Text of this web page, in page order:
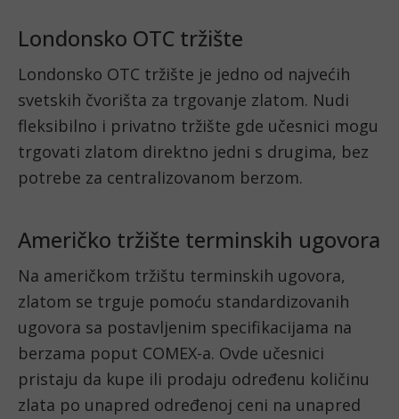
Londonsko OTC tržište
Londonsko OTC tržište je jedno od najvećih
svetskih čvorišta za trgovanje zlatom. Nudi
fleksibilno i privatno tržište gde učesnici mogu
trgovati zlatom direktno jedni s drugima, bez
potrebe za centralizovanom berzom.
Američko tržište terminskih ugovora
Na američkom tržištu terminskih ugovora,
zlatom se trguje pomoću standardizovanih
ugovora sa postavljenim specifikacijama na
berzama poput COMEX-a. Ovde učesnici
pristaju da kupe ili prodaju određenu količinu
zlata po unapred određenoj ceni na unapred